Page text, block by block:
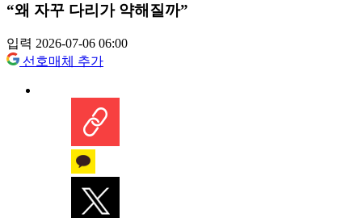
“왜 자꾸 다리가 약해질까”
입력 2026-07-06 06:00
선호매체 추가